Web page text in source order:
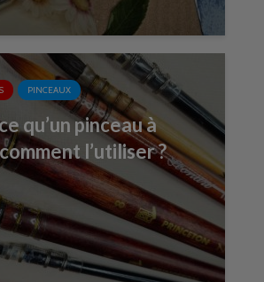
PINCEAUX
qu’un pinceau à
l’utiliser ?